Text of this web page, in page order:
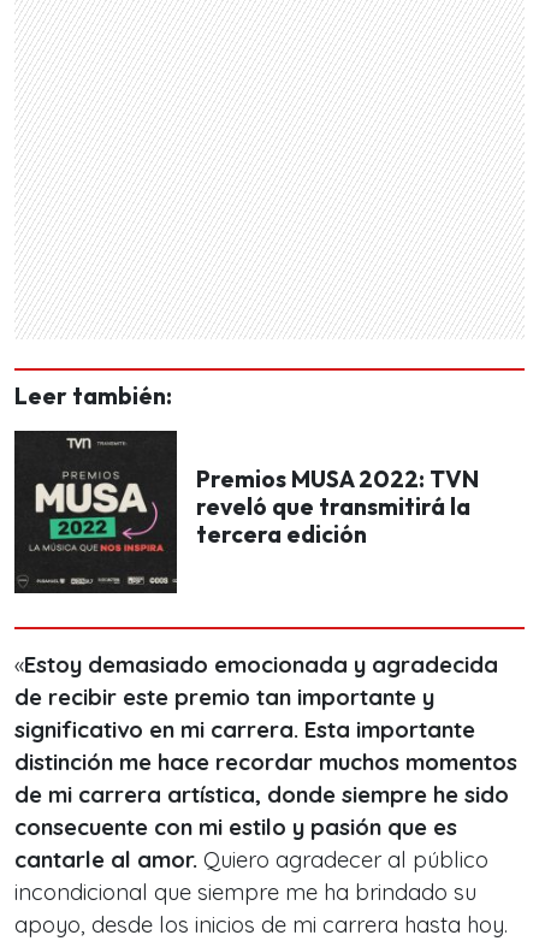
Leer también:
Premios MUSA 2022: TVN
reveló que transmitirá la
tercera edición
«Estoy demasiado emocionada y agradecida
de recibir este premio tan importante y
significativo en mi carrera. Esta importante
distinción me hace recordar muchos momentos
de mi carrera artística, donde siempre he sido
consecuente con mi estilo y pasión que es
cantarle al amor. Quiero agradecer al público
incondicional que siempre me ha brindado su
apoyo, desde los inicios de mi carrera hasta hoy.